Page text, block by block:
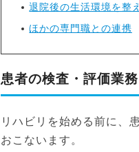
退院後の生活環境を整
ほかの専門職との連携
患者の検査・評価業務
リハビリを始める前に、
おこないます。